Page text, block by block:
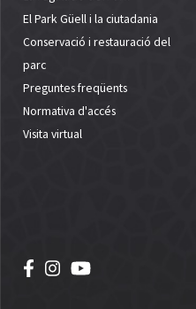
El Park Güell i la ciutadania
Conservació i restauració del
parc
Preguntes freqüents
Normativa d'accés
Visita virtual